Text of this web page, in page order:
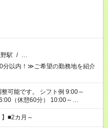
駅 / …
分以内！≫ご希望の勤務地を紹介
シフト例 9:00～
（休憩60分） 10:00～
お仕事の勤務時間の合計が 週40
】■2カ月～